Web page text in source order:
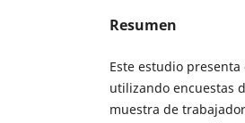
Resumen
Este estudio
utilizando encuestas
muestra de